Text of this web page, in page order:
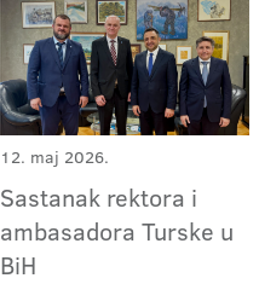
12. maj 2026.
Sastanak rektora i
ambasadora Turske u
BiH